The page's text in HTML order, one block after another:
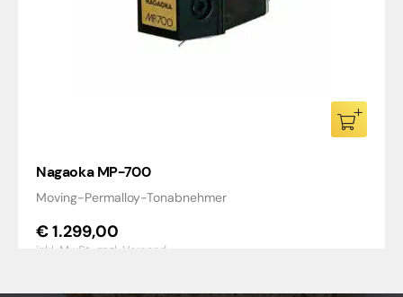
Nagaoka MP-700
Moving-Permalloy-Tonabnehmer
€1.299,00
inkl. MwSt., zzgl. Versand